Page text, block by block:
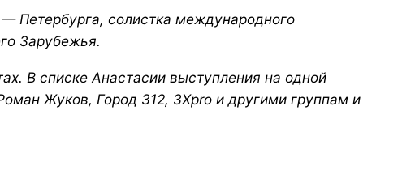
Петербурга, солистка международного
Зарубежья.
В списке Анастасии выступления на одной
Жуков, Город 312, 3Xpro и другими группам и